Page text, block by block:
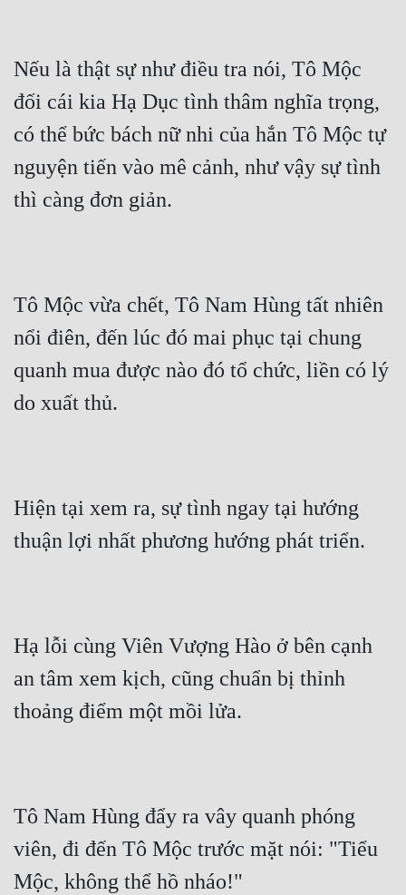
Đẹp Hiệp
Sát Phạt Quyết Đoán
Nếu là thật sự như điều tra nói, Tô Mộc
đối cái kia Hạ Dục tình thâm nghĩa trọng,
có thể bức bách nữ nhi của hắn Tô Mộc tự
nguyện tiến vào mê cảnh, như vậy sự tình
thì càng đơn giản.
Tô Mộc vừa chết, Tô Nam Hùng tất nhiên
nổi điên, đến lúc đó mai phục tại chung
quanh mua được nào đó tổ chức, liền có lý
do xuất thủ.
Hiện tại xem ra, sự tình ngay tại hướng
thuận lợi nhất phương hướng phát triển.
Hạ lỗi cùng Viên Vượng Hào ở bên cạnh
an tâm xem kịch, cũng chuẩn bị thỉnh
thoảng điểm một mồi lửa.
Tô Nam Hùng đẩy ra vây quanh phóng
viên, đi đến Tô Mộc trước mặt nói: "Tiểu
Mộc, không thể hồ nháo!"